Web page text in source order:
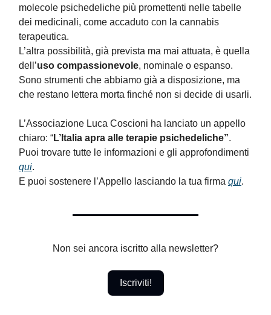
molecole psichedeliche più promettenti nelle tabelle
dei medicinali, come accaduto con la cannabis
terapeutica.
L’altra possibilità, già prevista ma mai attuata, è quella
dell’uso compassionevole, nominale o espanso.
Sono strumenti che abbiamo già a disposizione, ma
che restano lettera morta finché non si decide di usarli.
L’Associazione Luca Coscioni ha lanciato un appello
chiaro: “L’Italia apra alle terapie psichedeliche”.
Puoi trovare tutte le informazioni e gli approfondimenti
qui.
E puoi sostenere l’Appello lasciando la tua firma qui.
Non sei ancora iscritto alla newsletter?
Iscriviti!